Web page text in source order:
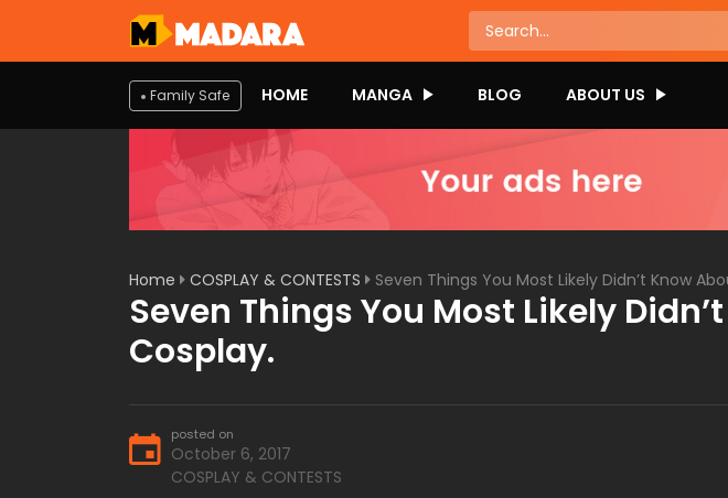
Family Safe HOME MANGA BLOG ABOUT US
Home COSPLAY & CONTESTS Seven Things You Most Likely Didn’t Know
Seven Things You Most Likely
Cosplay.
posted on
October 6, 2017
COSPLAY & CONTESTS